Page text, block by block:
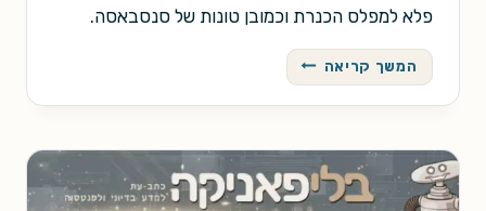
פלא למפלס הכנרת וכמובן טונות של סנסבאסה.
המשך קריאה סיפורי
העשור
–
שני